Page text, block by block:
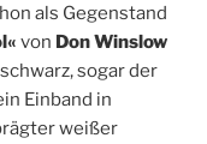
als Gegenstand
von Don Winslow
sogar der
Einband in
weißer